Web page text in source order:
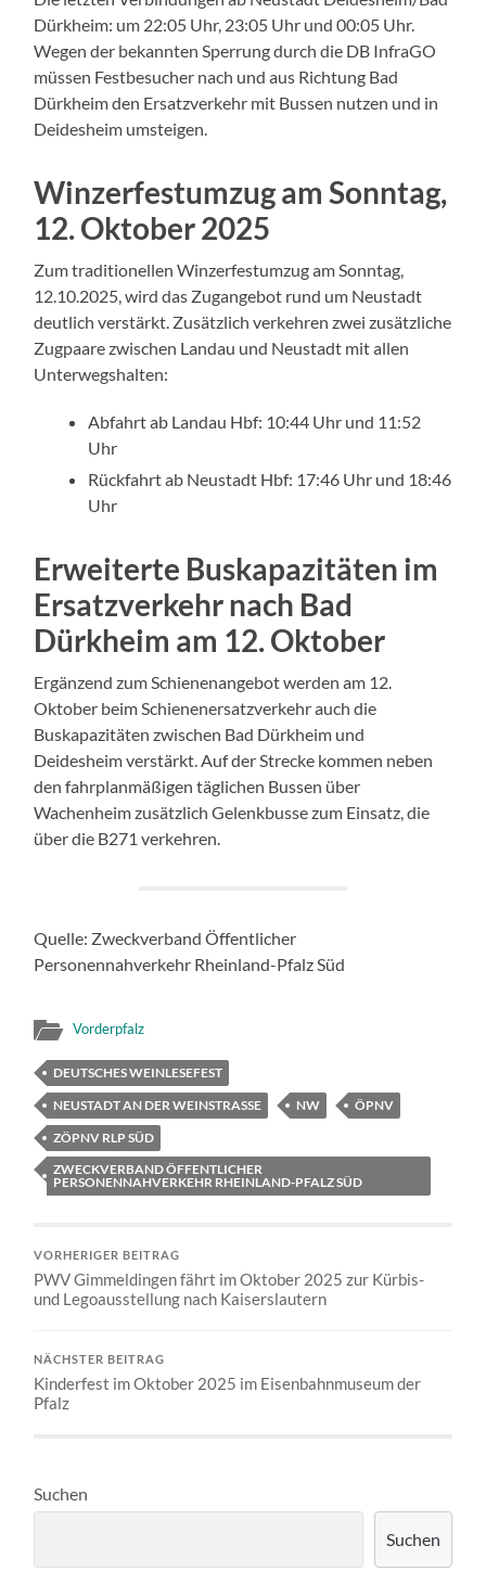
Dürkheim: um 22:05 Uhr, 23:05 Uhr und 00:05 Uhr.
Wegen der bekannten Sperrung durch die DB InfraGO
müssen Festbesucher nach und aus Richtung Bad
Dürkheim den Ersatzverkehr mit Bussen nutzen und in
Deidesheim umsteigen.
Winzerfestumzug am Sonntag,
12. Oktober 2025
Zum traditionellen Winzerfestumzug am Sonntag,
12.10.2025, wird das Zugangebot rund um Neustadt
deutlich verstärkt. Zusätzlich verkehren zwei zusätzliche
Zugpaare zwischen Landau und Neustadt mit allen
Unterwegshalten:
Abfahrt ab Landau Hbf: 10:44 Uhr und 11:52
Uhr
Rückfahrt ab Neustadt Hbf: 17:46 Uhr und 18:46
Uhr
Erweiterte Buskapazitäten im
Ersatzverkehr nach Bad
Dürkheim am 12. Oktober
Ergänzend zum Schienenangebot werden am 12.
Oktober beim Schienenersatzverkehr auch die
Buskapazitäten zwischen Bad Dürkheim und
Deidesheim verstärkt. Auf der Strecke kommen neben
den fahrplanmäßigen täglichen Bussen über
Wachenheim zusätzlich Gelenkbusse zum Einsatz, die
über die B271 verkehren.
Quelle: Zweckverband Öffentlicher
Personennahverkehr Rheinland-Pfalz Süd
Vorderpfalz
DEUTSCHES WEINLESEFEST
NEUSTADT AN DER WEINSTRASSE
NW
ÖPNV
ZÖPNV RLP SÜD
ZWECKVERBAND ÖFFENTLICHER
PERSONENNAHVERKEHR RHEINLAND-PFALZ SÜD
VORHERIGER BEITRAG
PWV Gimmeldingen fährt im Oktober 2025 zur Kürbis-
und Legoausstellung nach Kaiserslautern
NÄCHSTER BEITRAG
Kinderfest im Oktober 2025 im Eisenbahnmuseum der
Pfalz
Suchen
Suchen